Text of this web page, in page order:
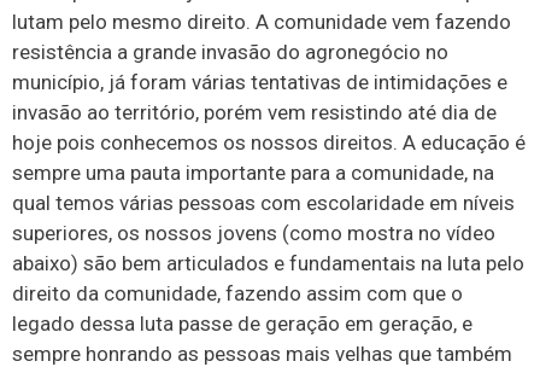
lutam pelo mesmo direito. A comunidade vem fazendo
resistência a grande invasão do agronegócio no
município, já foram várias tentativas de intimidações e
invasão ao território, porém vem resistindo até dia de
hoje pois conhecemos os nossos direitos. A educação é
sempre uma pauta importante para a comunidade, na
qual temos várias pessoas com escolaridade em níveis
superiores, os nossos jovens (como mostra no vídeo
abaixo) são bem articulados e fundamentais na luta pelo
direito da comunidade, fazendo assim com que o
legado dessa luta passe de geração em geração, e
sempre honrando as pessoas mais velhas que também